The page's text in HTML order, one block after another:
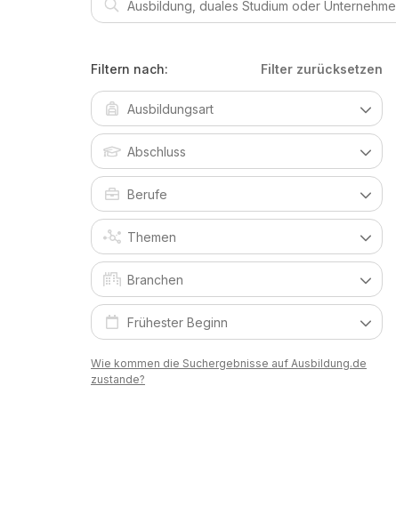
Filtern nach: Filter zurücksetzen
Wie kommen die Suchergebnisse auf Ausbildung.de
zustande?